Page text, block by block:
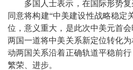
多国人士表示，在国际形势
同意将构建“中美建设性战略稳定
位，意义重大，是此次中美元首
两国一道将中美关系新定位转化
动两国关系沿着正确轨道平稳前行
繁荣、进步。